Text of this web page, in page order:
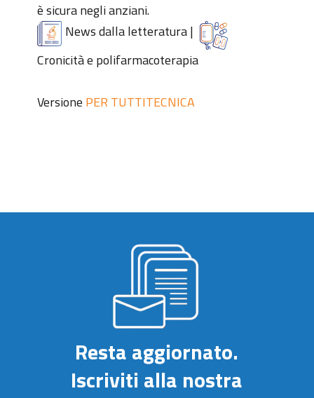
è sicura negli anziani.
News dalla letteratura|
Cronicità e polifarmacoterapia
Versione PER TUTTITECNICA
Resta aggiornato.
Iscriviti alla nostra